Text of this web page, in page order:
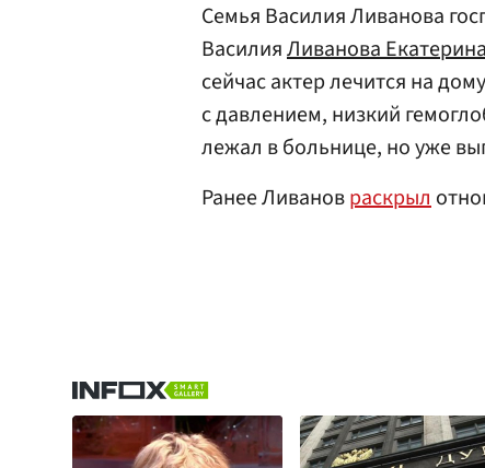
Семья Василия Ливанова
ВасилияЛиванова
сейчас актер лечится на
с давлением, низкий
лежал в больнице, но уже
Ранее Ливановраскрыл